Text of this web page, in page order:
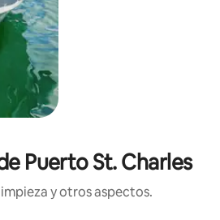
Puerto St. Charles
y otros aspectos.